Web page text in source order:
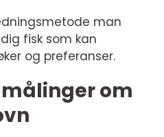
man
fisk som kan
og preferanser.
om